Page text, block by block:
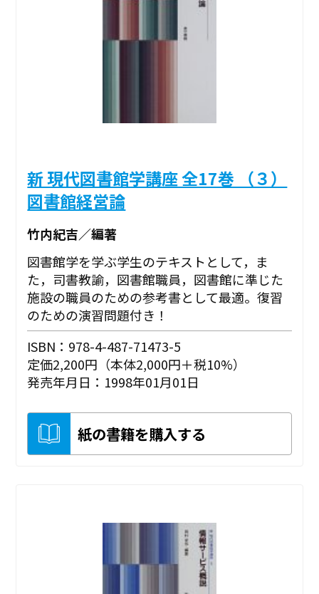
新 現代図書館学講座 全17巻 （３）
図書館経営論
竹内紀吉／編著
図書館学を学ぶ学生のテキストとして，ま
た，司書教諭，図書館職員，図書館に準じた
施設の職員のための参考書として最適。復習
のための演習問題付き！
ISBN：978-4-487-71473-5
定価2,200円（本体2,000円＋税10%）
発売年月日：1998年01月01日
紙の書籍を購入する